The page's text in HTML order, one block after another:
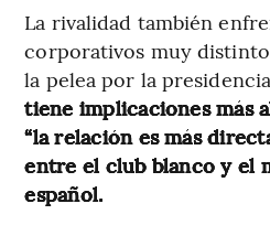
La rivalidad también
corporativos muy
la pelea por la
tiene implicaciones más
“la relación es más
entre el club blanco y el
español.